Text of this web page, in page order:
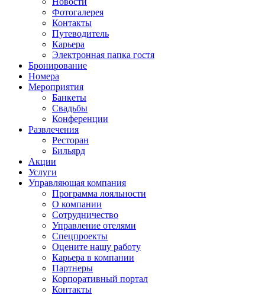
Фотогалерея
Контакты
Путеводитель
Карьера
Электронная папка гостя
Бронирование
Номера
Мероприятия
Банкеты
Свадьбы
Конференции
Развлечения
Ресторан
Бильярд
Акции
Услуги
Управляющая компания
Программа лояльности
О компании
Сотрудничество
Управление отелями
Спецпроекты
Оцените нашу работу
Карьера в компании
Партнеры
Корпоративный портал
Контакты